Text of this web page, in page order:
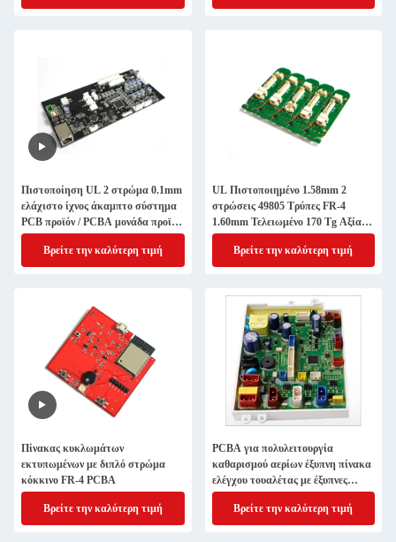
Πιστοποίηση UL 2 στρώμα 0.1mm
ελάχιστο ίχνος άκαμπτο σύστημα
PCB προϊόν / PCBA μονάδα προϊόν
σε KB6160C
Βρείτε την καλύτερη τιμή
UL Πιστοποιημένο 1.58mm 2
στρώσεις 49805 Τρύπες FR-4
1.60mm Τελειωμένο 170 Tg Αξία
PCBA Σύστημα Προϊόν
Βρείτε την καλύτερη τιμή
Πίνακας κυκλωμάτων
εκτυπωμένων με διπλό στρώμα
κόκκινο FR-4 PCBA
Βρείτε την καλύτερη τιμή
PCBA για πολυλειτουργία
καθαρισμού αερίων έξυπνη πίνακα
ελέγχου τουαλέτας με έξυπνες
φωνητικές εντολές
Βρείτε την καλύτερη τιμή